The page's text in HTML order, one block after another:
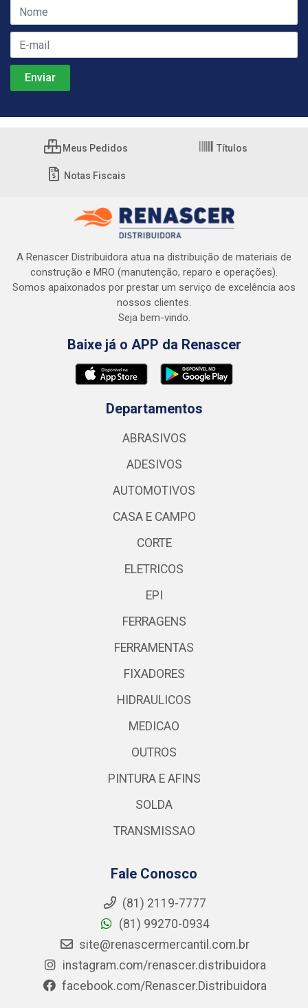
Meus Pedidos Títulos
Notas Fiscais
A Renascer Distribuidora atua na distribuição de materiais de
construção e MRO (manutenção, reparo e operações).
Somos apaixonados por prestar um serviço de excelência aos
nossos clientes.
Seja bem-vindo.
Baixe já o APP da Renascer
Departamentos
ABRASIVOS
ADESIVOS
AUTOMOTIVOS
CASA E CAMPO
CORTE
ELETRICOS
EPI
FERRAGENS
FERRAMENTAS
FIXADORES
HIDRAULICOS
MEDICAO
OUTROS
PINTURA E AFINS
SOLDA
TRANSMISSAO
Fale Conosco
(81) 2119-7777
(81) 99270-0934
site@renascermercantil.com.br
instagram.com/renascer.distribuidora
facebook.com/Renascer.Distribuidora